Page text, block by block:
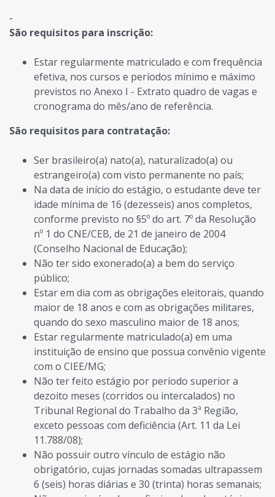
-
São requisitos para inscrição:
Estar regularmente matriculado e com frequência
efetiva, nos cursos e períodos mínimo e máximo
previstos no​ Anexo I - Extrato quadro de vagas e
cronograma do mês/ano de referência.
São requisitos para contratação:
Ser brasileiro(a) nato(a), naturalizado(a) ou
estrangeiro(a) com visto permanente no país;
Na data de início do estágio, o estudante deve ter
idade mínima de 16 (dezesseis) anos completos,
conforme previsto no §5º do art. 7º da Resolução
nº 1 do CNE/CEB, de 21 de janeiro de 2004
(Conselho Nacional de Educação);
Não ter sido exonerado(a) a bem do serviço
público;
Estar em dia com as obrigações eleitorais, quando
maior de 18 anos e com as obrigações militares,
quando do sexo masculino maior de 18 anos;
Estar regularmente matriculado(a) em uma
instituição de ensino que possua convênio vigente
com o CIEE/MG;
Não ter feito estágio por período superior a
dezoito meses (corridos ou intercalados) no
Tribunal Regional do Trabalho da 3ª Região,
exceto pessoas com deficiência (Art. 11 da Lei
11.788/08);
Não possuir outro vínculo de estágio não
obrigatório, cujas jornadas somadas ultrapassem
6 (seis) horas diárias e 30 (trinta) horas semanais;